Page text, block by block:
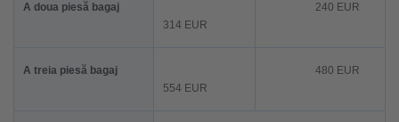
A doua piesă bagaj
314 EUR
240 EUR
A treia piesă bagaj
554 EUR
480 EUR